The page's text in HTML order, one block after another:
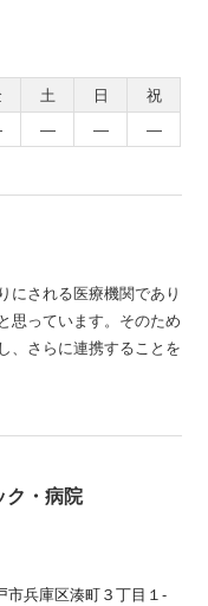
土 日
祝
― ― ―
にされる医療機関であり
思っています。そのため
、さらに連携することを
ク・病院
市兵庫区湊町３丁目１-